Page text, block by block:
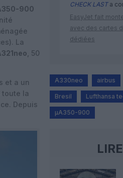
900
La
, 50
et a un
toute la
Depuis
CHECK LASTa
EasyJet fait
avec des cartes
dédiées
A330neo airbus
Bresil Lufthansa
µA350-900